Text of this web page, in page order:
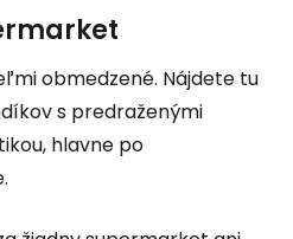
obmedzené. Nájdete tu
s predraženými
hlavne po